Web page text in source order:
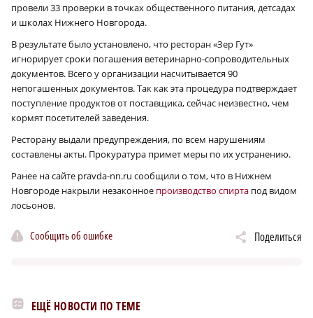
провели 33 проверки в точках общественного питания, детсадах
и школах Нижнего Новгорода.
В результате было установлено, что ресторан «Зер Гут»
игнорирует сроки погашения ветеринарно-сопроводительных
документов. Всего у организации насчитывается 90
непогашенных документов. Так как эта процедура подтверждает
поступление продуктов от поставщика, сейчас неизвестно, чем
кормят посетителей заведения.
Ресторану выдали предупреждения, по всем нарушениям
составлены акты. Прокуратура примет меры по их устранению.
Ранее на сайте pravda-nn.ru сообщили о том, что в Нижнем
Новгороде накрыли незаконное производство спирта под видом
лосьонов.
Сообщить об ошибке Поделиться
ЕЩЁ НОВОСТИ ПО ТЕМЕ